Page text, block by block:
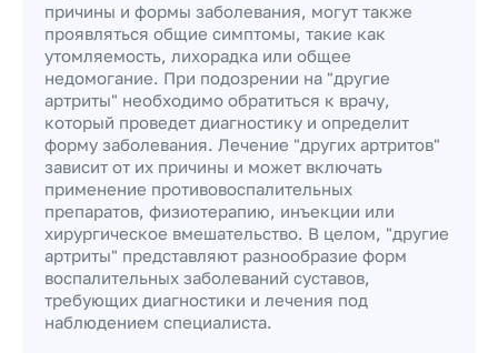
причины и формы заболевания, могут также
проявляться общие симптомы, такие как
утомляемость, лихорадка или общее
недомогание. При подозрении на "другие
артриты" необходимо обратиться к врачу,
который проведет диагностику и определит
форму заболевания. Лечение "других артритов"
зависит от их причины и может включать
применение противовоспалительных
препаратов, физиотерапию, инъекции или
хирургическое вмешательство. В целом, "другие
артриты" представляют разнообразие форм
воспалительных заболеваний суставов,
требующих диагностики и лечения под
наблюдением специалиста.